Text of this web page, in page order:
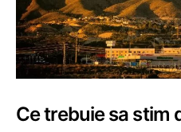
Ce trebuie sa stim